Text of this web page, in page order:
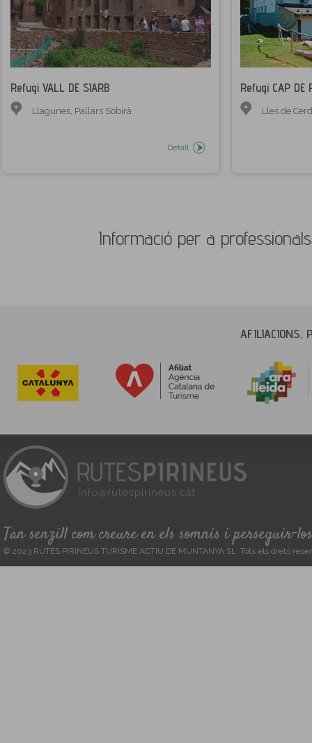
Refugi VALL DE SIARB
Llagunes, Pallars Sobirà
Detall
Refugi CAP DE
Lles de
Informació per a
AFILIACIONS,
Tan senzill com creure en els somnis i perseguir-los
© 2023 RUTES PIRINEUS TURISME ACTIU DE MUNTANYA SL. Tots els drets